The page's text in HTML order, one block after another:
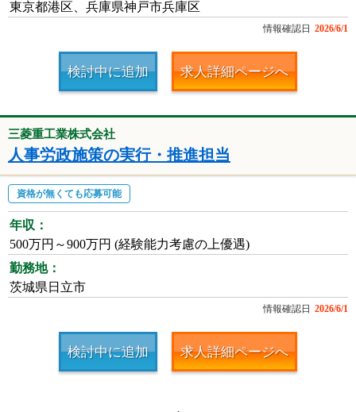
東京都港区、兵庫県神戸市兵庫区
情報確認日 2026/6/1
検討中に追加 求人詳細ページへ
三菱重工業株式会社
人事労政施策の実行・推進担当
資格が無くても応募可能
年収：
500万円～900万円 (経験能力考慮の上優遇)
勤務地：
茨城県日立市
情報確認日 2026/6/1
検討中に追加 求人詳細ページへ